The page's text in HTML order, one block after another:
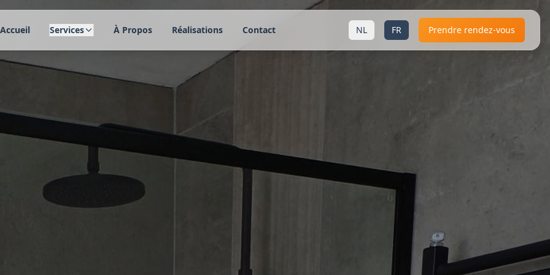
Accueil Services À Propos Réalisations Contact NL FR Prendre rendez-vous